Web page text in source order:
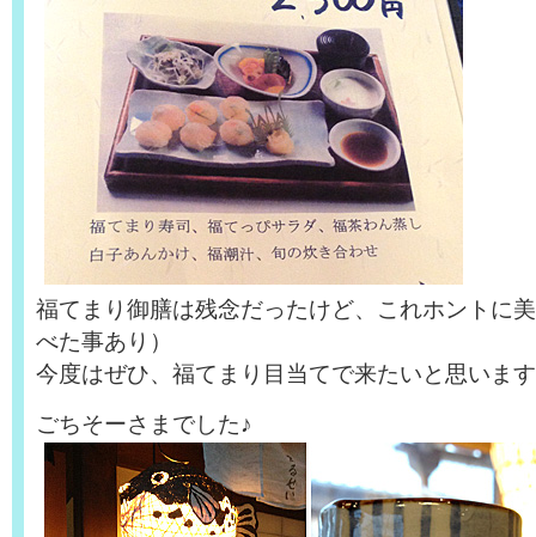
福てまり御膳は残念だったけど、これホントに
べた事あり）
今度はぜひ、福てまり目当てで来たいと思いま
ごちそーさまでした♪